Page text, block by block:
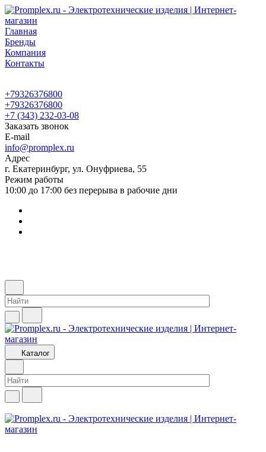
Главная
Бренды
Компания
Контакты
+79326376800
+79326376800
+7 (343) 232-03-08
Заказать звонок
E-mail
info@promplex.ru
Адрес
г. Екатеринбург, ул. Онуфриева, 55
Режим работы
10:00 до 17:00 без перерыва в рабочие дни
Каталог